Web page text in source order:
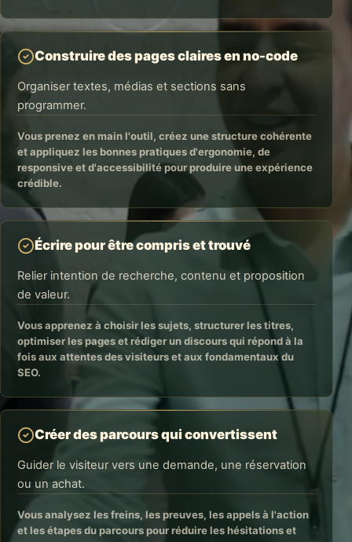
Construire des pages claires en no-code
Organiser textes, médias et sections sans
programmer.
Vous prenez en main l'outil, créez une structure cohérente
et appliquez les bonnes pratiques d'ergonomie, de
responsive et d'accessibilité pour produire une expérience
crédible.
Écrire pour être compris et trouvé
Relier intention de recherche, contenu et proposition
de valeur.
Vous apprenez à choisir les sujets, structurer les titres,
optimiser les pages et rédiger un discours qui répond à la
fois aux attentes des visiteurs et aux fondamentaux du
SEO.
Créer des parcours qui convertissent
Guider le visiteur vers une demande, une réservation
ou un achat.
Vous analysez les freins, les preuves, les appels à l'action
et les étapes du parcours pour réduire les hésitations et